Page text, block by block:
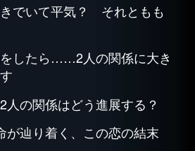
でいて平気？ それともも
したら……2人の関係に大き
人の関係はどう進展する？
が辿り着く、この恋の結末